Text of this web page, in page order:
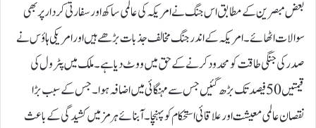
بعض مبصرین کے مطابق اس جنگ نے امریکہ کی عالمی ساکھ اور سفارتی کردار پر بھی
سوالات اٹھائے۔ امریکہ کے اندر جنگ مخالف جذبات بڑھے ہیں اور امریکی ہاؤس نے
صدر کی جنگی طاقت کو محدود کرنے کے حق میں ووٹ دیا ہے۔ ملک میں پٹرول کی
قیمتیں 50فیصد تک بڑھ گئیں جس سے مہنگائی میں اضافہ ہوا ۔ جس کے سبب بڑا
نقصان عالمی معیشت اور علاقائی استحکام کو پہنچا۔ آبنائے ہرمز میں کشیدگی کے باعث